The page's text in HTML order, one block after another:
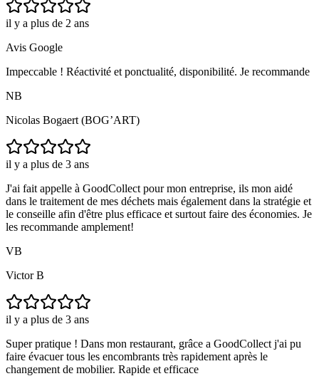
il y a plus de 2 ans
Avis Google
Impeccable ! Réactivité et ponctualité, disponibilité. Je recommande
NB
Nicolas Bogaert (BOG’ART)
il y a plus de 3 ans
J'ai fait appelle à GoodCollect pour mon entreprise, ils mon aidé
dans le traitement de mes déchets mais également dans la stratégie et
le conseille afin d'être plus efficace et surtout faire des économies. Je
les recommande amplement!
VB
Victor B
il y a plus de 3 ans
Super pratique ! Dans mon restaurant, grâce a GoodCollect j'ai pu
faire évacuer tous les encombrants très rapidement après le
changement de mobilier. Rapide et efficace